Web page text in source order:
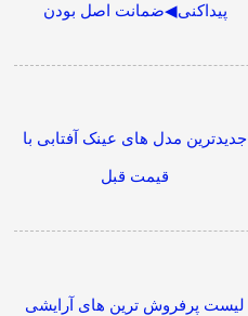
پیداکنی◀ضمانت اصل بودن
جدیدترین مدل های عینک آفتابی با
قیمت قبل
لیست پرفروش ترین های آرایشی